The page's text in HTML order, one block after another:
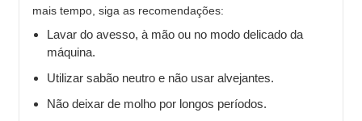
mais tempo, siga as recomendações:
Lavar do avesso, à mão ou no modo delicado da
máquina.
Utilizar sabão neutro e não usar alvejantes.
Não deixar de molho por longos períodos.